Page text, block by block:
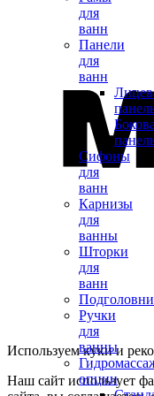
для
ванн
Панели
для
ванн
Сифоны
для
ванн
Карнизы
для
ванны
Шторки
для
ванн
Ручки
для
ванны
опции
Используем куки и
Наш сайт использует